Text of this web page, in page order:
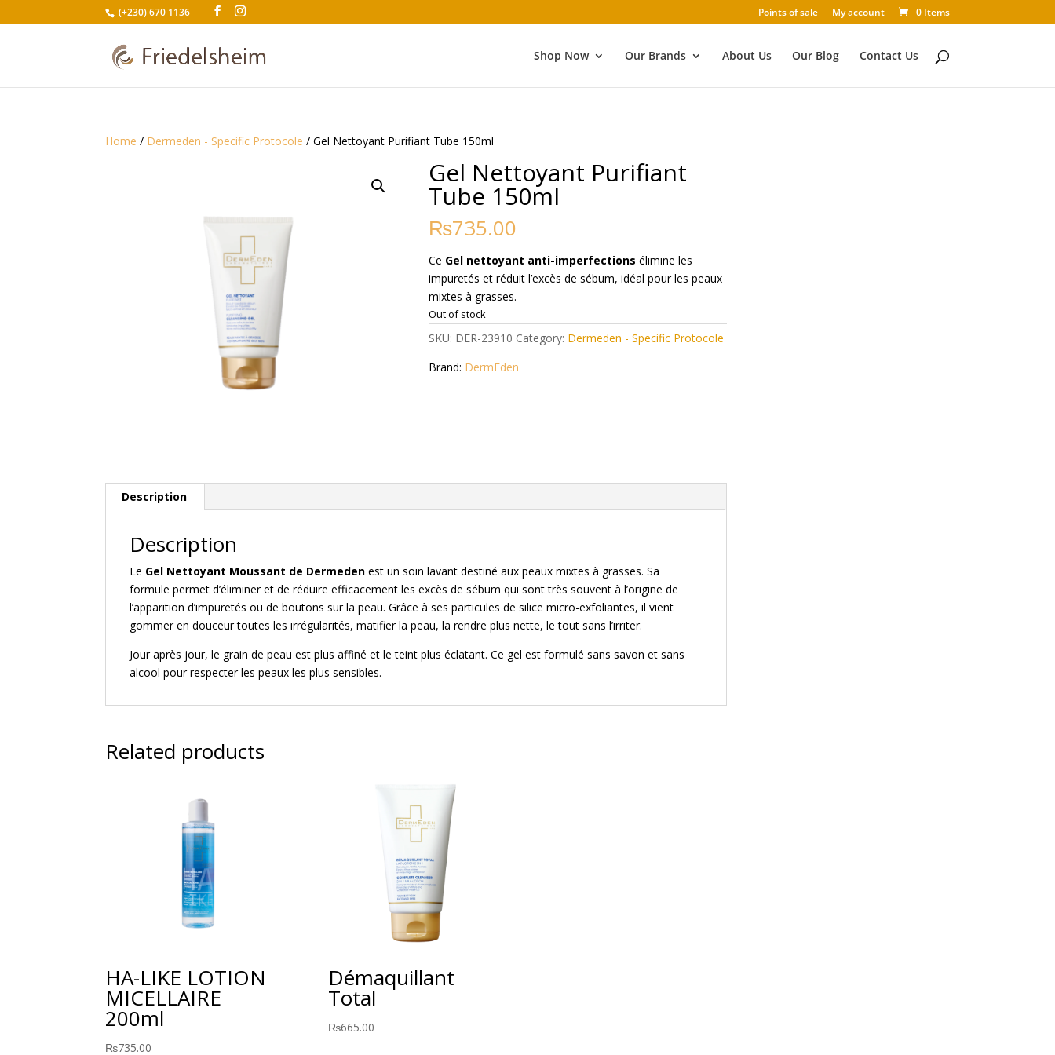
(+230) 670 1136 Points of sale My account 0 Items
Shop Now Our Brands About Us Our Blog Contact Us
Home / Dermeden - Specific Protocole / Gel Nettoyant Purifiant Tube 150ml
Gel Nettoyant Purifiant
Tube 150ml
₨735.00
Ce Gel nettoyant anti-imperfections élimine les
impuretés et réduit l’excès de sébum, idéal pour les peaux
mixtes à grasses.
Out of stock
SKU: DER-23910 Category: Dermeden - Specific Protocole
Brand: DermEden
Description
Description
Le Gel Nettoyant Moussant de Dermeden est un soin lavant destiné aux peaux mixtes à grasses. Sa
formule permet d’éliminer et de réduire efficacement les excès de sébum qui sont très souvent à l’origine de
l’apparition d’impuretés ou de boutons sur la peau. Grâce à ses particules de silice micro-exfoliantes, il vient
gommer en douceur toutes les irrégularités, matifier la peau, la rendre plus nette, le tout sans l’irriter.
Jour après jour, le grain de peau est plus affiné et le teint plus éclatant. Ce gel est formulé sans savon et sans
alcool pour respecter les peaux les plus sensibles.
Related products
HA-LIKE LOTION
MICELLAIRE
200ml
₨735.00
Démaquillant
Total
₨665.00